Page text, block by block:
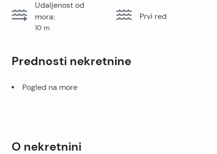
Udaljenost od
mora:
10 m
Prvi red
Prednosti nekretnine
Pogled na more
O nekretnini